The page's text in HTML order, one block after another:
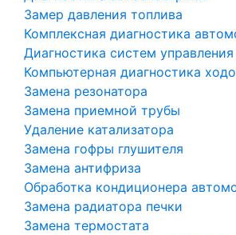
Замер давления топлива
Комплексная диагностика
Диагностика систем
Компьютерная диагностика
Замена резонатора
Замена приемной трубы
Удаление катализатора
Замена гофры глушителя
Замена антифриза
Обработка кондиционера
Замена радиатора печки
Замена термостата